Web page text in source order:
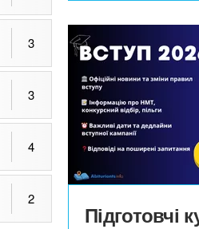
3
3
4
2
Підготовчі